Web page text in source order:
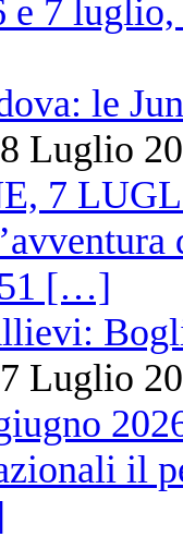
le
Luglio
Luglio